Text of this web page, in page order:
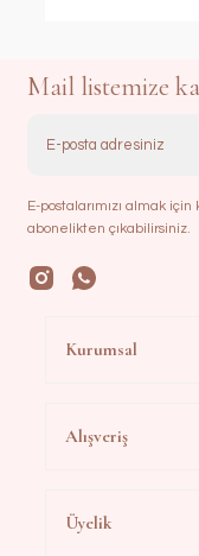
Mail listemize
E-postalarımızı almak
abonelikten çıkabilirsiniz.
Kurumsal
Alışveriş
Üyelik